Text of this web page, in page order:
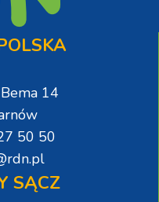
14
50 50
SĄCZ